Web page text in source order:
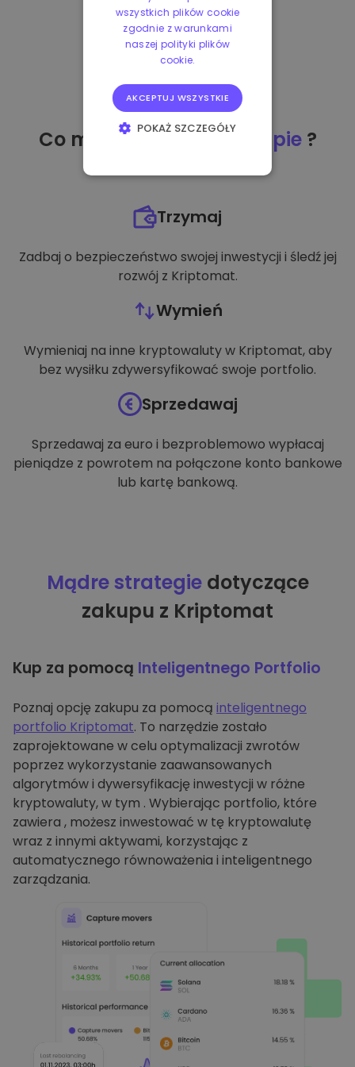
Co mogę zrobićpo zakupie?
Trzymaj
Zadbaj o bezpieczeństwo swojej inwestycji i śledź jej
rozwój z Kriptomat.
Wymień
Wymieniaj na inne kryptowaluty w Kriptomat, aby
bez wysiłku zdywersyfikować swoje portfolio.
Sprzedawaj
Sprzedawaj za euro i bezproblemowo wypłacaj
pieniądze z powrotem na połączone konto bankowe
lub kartę bankową.
Mądre strategiedotyczące
zakupu z Kriptomat
Kup za pomocą Inteligentnego Portfolio
Poznaj opcję zakupu za pomocą inteligentnego
portfolio Kriptomat. To narzędzie zostało
zaprojektowane w celu optymalizacji zwrotów
poprzez wykorzystanie zaawansowanych
algorytmów i dywersyfikację inwestycji w różne
kryptowaluty, w tym . Wybierając portfolio, które
zawiera , możesz inwestować w tę kryptowalutę
wraz z innymi aktywami, korzystając z
automatycznego równoważenia i inteligentnego
zarządzania.
wszystkich plików cookie
zgodnie z warunkami
naszej polityki plików
cookie.
AKCEPTUJ WSZYSTKIE
POKAŻ SZCZEGÓŁY
TARGETOWANIE
FUNKCJONALNOŚĆ